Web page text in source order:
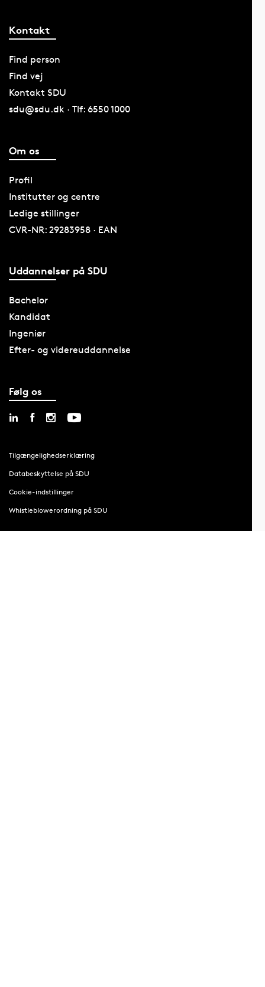
Kontakt
Find person
Find vej
Kontakt SDU
sdu@sdu.dk · Tlf: 6550 1000
Om os
Profil
Institutter og centre
Ledige stillinger
CVR-NR: 29283958 · EAN
Uddannelser på SDU
Bachelor
Kandidat
Ingeniør
Efter- og videreuddannelse
Følg os
Tilgængelighedserklæring
Databeskyttelse på SDU
Cookie-indstillinger
Whistleblowerordning på SDU